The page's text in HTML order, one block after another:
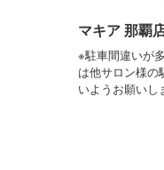
マキア 那覇
※駐車間違いが
は他サロン様の
いようお願いし